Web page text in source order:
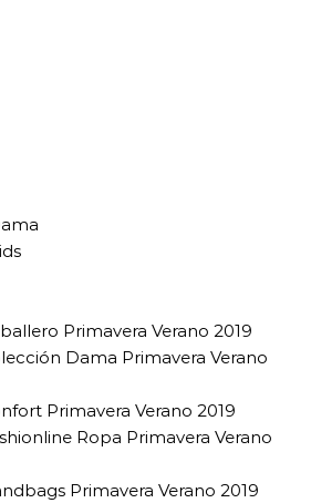
Primavera Verano 2019
Dama Primavera Verano
Primavera Verano 2019
Ropa Primavera Verano
Primavera Verano 2019